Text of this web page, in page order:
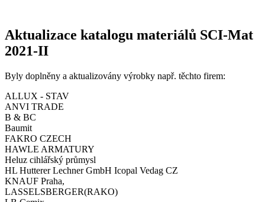
Aktualizace katalogu materiálů SCI-Mat
2021-II
Byly doplněny a aktualizovány výrobky např. těchto firem:
ALLUX - STAV
ANVI TRADE
B & BC
Baumit
FAKRO CZECH
HAWLE ARMATURY
Heluz cihlářský průmysl
HL Hutterer Lechner GmbH Icopal Vedag CZ
KNAUF Praha,
LASSELSBERGER(RAKO)